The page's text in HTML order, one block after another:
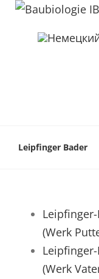
Leipfinger Bader
(Werk
(Werk